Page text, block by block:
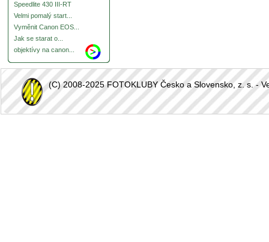
Speedlite 430 III-RT
Velmi pomalý start...
Vyměnit Canon EOS...
Jak se starat o...
objektívy na canon...
(C) 2008-2025 FOTOKLUBY Česko a Slovensko, z. s. -